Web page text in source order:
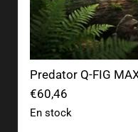
Predator Q-FIG
€60,46
En stock